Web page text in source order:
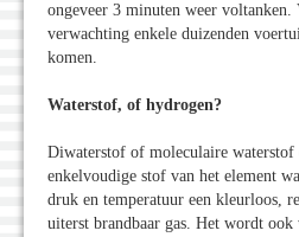
ongeveer 3 minuten weer voltanken.
verwachting enkele duizenden
komen.
Waterstof, of hydrogen?
Diwaterstof of moleculaire
enkelvoudige stof van het element
druk en temperatuur een kleurloos,
uiterst brandbaar gas. Het wordt ook